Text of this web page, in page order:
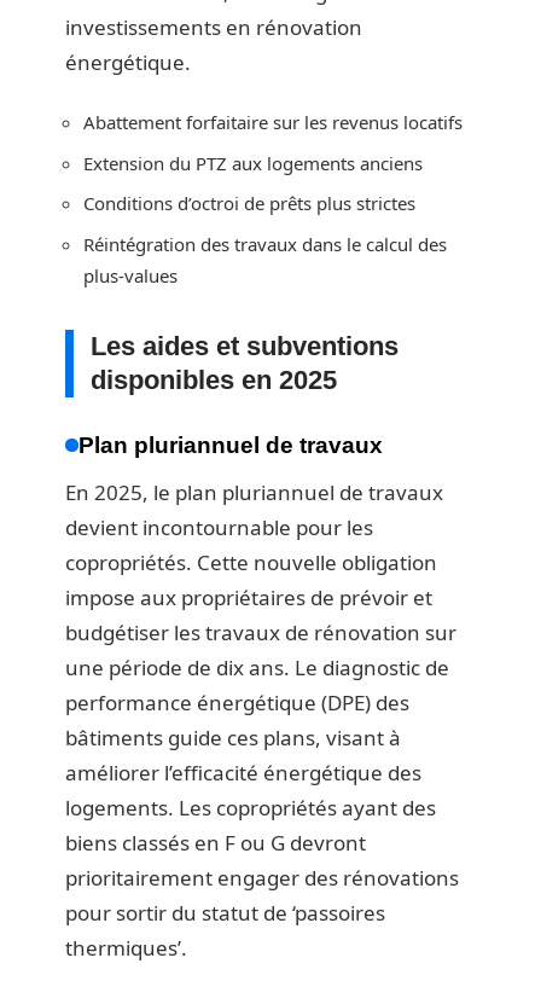
investissements en rénovation
énergétique.
Abattement forfaitaire sur les revenus locatifs
Extension du PTZ aux logements anciens
Conditions d’octroi de prêts plus strictes
Réintégration des travaux dans le calcul des
plus-values
Les aides et subventions
disponibles en 2025
Plan pluriannuel de travaux
En 2025, le plan pluriannuel de travaux
devient incontournable pour les
copropriétés. Cette nouvelle obligation
impose aux propriétaires de prévoir et
budgétiser les travaux de rénovation sur
une période de dix ans. Le diagnostic de
performance énergétique (DPE) des
bâtiments guide ces plans, visant à
améliorer l’efficacité énergétique des
logements. Les copropriétés ayant des
biens classés en F ou G devront
prioritairement engager des rénovations
pour sortir du statut de ‘passoires
thermiques’.